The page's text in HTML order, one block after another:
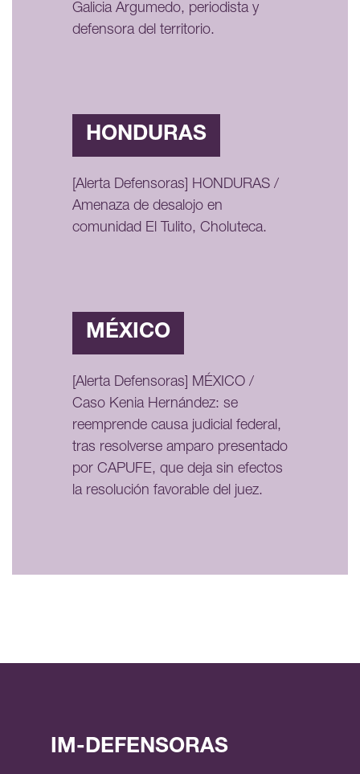
Galicia Argumedo, periodista y
defensora del territorio.
HONDURAS
[Alerta Defensoras] HONDURAS /
Amenaza de desalojo en
comunidad El Tulito, Choluteca.
MÉXICO
[Alerta Defensoras] MÉXICO /
Caso Kenia Hernández: se
reemprende causa judicial federal,
tras resolverse amparo presentado
por CAPUFE, que deja sin efectos
la resolución favorable del juez.
IM-DEFENSORAS